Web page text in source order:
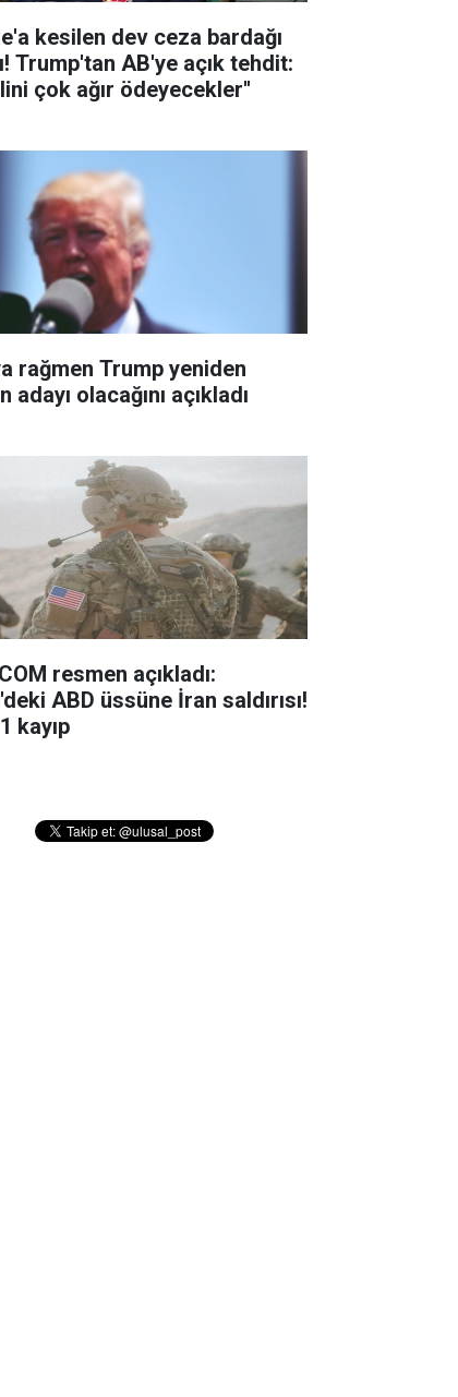
kesilen dev ceza bardağı
Trump'tan AB'ye açık tehdit:
çok ağır ödeyecekler''
rağmen Trump yeniden
adayı olacağını açıkladı
resmen açıkladı:
ABD üssüne İran saldırısı!
kayıp